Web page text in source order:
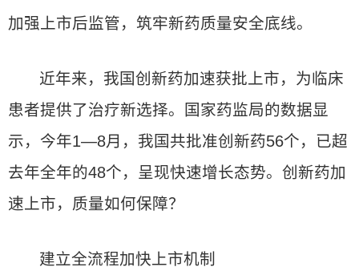
加强上市后监管，筑牢新药质量安全底线。
近年来，我国创新药加速获批上市，为临床
患者提供了治疗新选择。国家药监局的数据显
示，今年1—8月，我国共批准创新药56个，已超
去年全年的48个，呈现快速增长态势。创新药加
速上市，质量如何保障？
建立全流程加快上市机制